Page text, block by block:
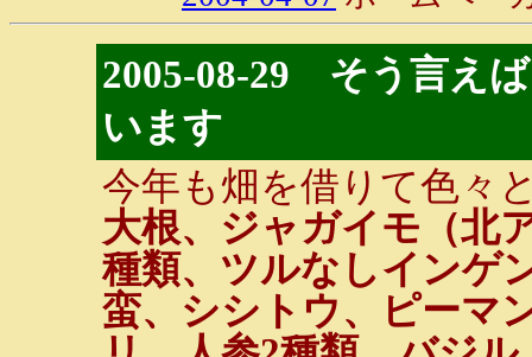
2005-08-29 そう言え
います
今年も畑を借りて色々
大根、ジャガイモ（北
種類、ツルなしインゲ
蛮、シシトウ、ピーマ